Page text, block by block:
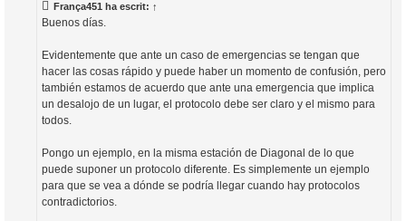
França451 ha escrit: ↑
Buenos días.
Evidentemente que ante un caso de emergencias se tengan que
hacer las cosas rápido y puede haber un momento de confusión, pero
también estamos de acuerdo que ante una emergencia que implica
un desalojo de un lugar, el protocolo debe ser claro y el mismo para
todos.
Pongo un ejemplo, en la misma estación de Diagonal de lo que
puede suponer un protocolo diferente. Es simplemente un ejemplo
para que se vea a dónde se podría llegar cuando hay protocolos
contradictorios.